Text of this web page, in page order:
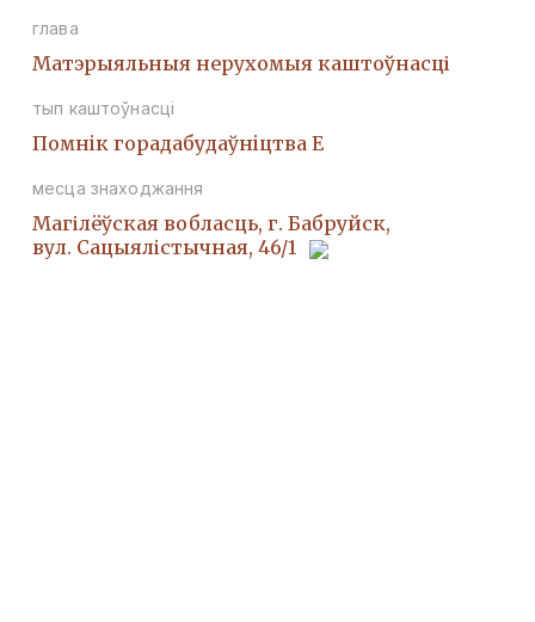
глава
Матэрыяльныя нерухомыя каштоўнасці
тып каштоўнасці
Помнiк горадабудаўнiцтва Е
месца знаходжання
Магілёўская вобласць, г. Бабруйск,
вул. Сацыялістычная, 46/1